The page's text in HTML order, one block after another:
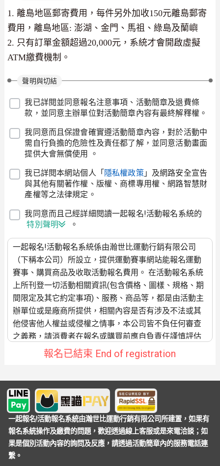
1. 離島地區郵寄費用，每件另外加收150元離島郵寄
費用，離島地區: 澎湖、金門、馬祖、綠島及蘭嶼
2. 只有訂單金額超過20,000元，系統才會開啟虛擬
ATM繳費機制。
聲明與切結
我已詳閱並同意報名注意事項、活動簡章及退費條
款，並同意主辦單位對活動簡章內容有最終解釋權。
我同意而且保證會確實遵活動簡章內容，對於活動中
需自行負擔的危險性及責任都了解，並同意活動畫面
提供大會無償使用 。
我已詳閱本網站個人「 隱私權政策 」及網路安全宣告
與其他有關著作權、版權、商標專用權、網路智慧財
產權等之法律規定。
我同意而且己經詳細閱讀一起報名!活動報名系統的
特別聲明
。
一起報名!活動報名系統係由瀚世比運動行銷有限公司
（下稱本公司）所設立，提供運動賽事網站能報名運動
賽事、購買商品及收取活動報名費用。 在活動報名系統
上所刊登一切活動相關資訊(包含價格、圖樣、規格、期
間限定及其它約定事項)、服務、商品等，都是由活動主
辦單位或是廠商所提供，相關內容是否有涉及不法或其
他侵害他人權益或侵權之情事，本公司皆不負任何審查
之義務，請消費者在報名或購買前應自負責任謹慎評估
要不要參加。 若消費者與廠商間就有關款項、商品品質
(規格、圖樣)、活動舉辦相關事宜、商品運送、發票開立
理，本公司不負任何保證及瑕疵擔保責任。 承上所示，
消費者的訂單(活動報名或是購買商品)送出成立後，繳費
通知單即會產生「系統處理費」費用，當消費者完成此
筆訂單繳費後，視同消費者認可收取「系統處理費」的
規定。繳費完成到系統完成對帳/造冊，即視為本公司成
功完成本次交易服務，所以如遇到活動或是商品退費，
報名已結束 End of registration
一起報名!活動報名系統由瀚世比運動行銷有限公司所建置，如果有
報名系統操作及繳費的問題，歡迎透過線上客服或是來電洽談；如
果是個別活動內容的詢問及反應，請透過活動簡章內的服務電話連
繫。